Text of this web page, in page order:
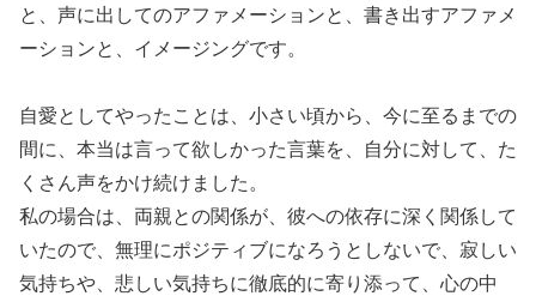
と、声に出してのアファメーションと、書き出すアファメ
ーションと、イメージングです。
自愛としてやったことは、小さい頃から、今に至るまでの
間に、本当は言って欲しかった言葉を、自分に対して、た
くさん声をかけ続けました。
私の場合は、両親との関係が、彼への依存に深く関係して
いたので、無理にポジティブになろうとしないで、寂しい
気持ちや、悲しい気持ちに徹底的に寄り添って、心の中